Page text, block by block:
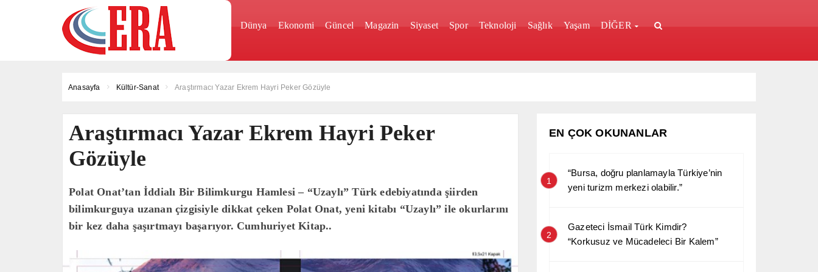
Dünya Ekonomi Güncel Magazin Siyaset Spor Teknoloji Sağlık Yaşam DİĞER
Anasayfa Kültür-Sanat Araştırmacı Yazar Ekrem Hayri Peker Gözüyle
Araştırmacı Yazar Ekrem Hayri Peker
Gözüyle
Polat Onat’tan İddialı Bir Bilimkurgu Hamlesi – “Uzaylı” Türk edebiyatında şiirden
bilimkurguya uzanan çizgisiyle dikkat çeken Polat Onat, yeni kitabı “Uzaylı” ile okurlarını
bir kez daha şaşırtmayı başarıyor. Cumhuriyet Kitap..
EN ÇOK OKUNANLAR
1
“Bursa, doğru planlamayla Türkiye’nin
yeni turizm merkezi olabilir.”
2
Gazeteci İsmail Türk Kimdir?
“Korkusuz ve Mücadeleci Bir Kalem”